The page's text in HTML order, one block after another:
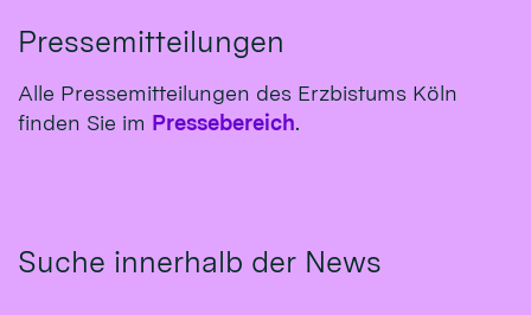
Pressemitteilungen
Alle Pressemitteilungen des Erzbistums Köln
finden Sie im Pressebereich.
Suche innerhalb der News